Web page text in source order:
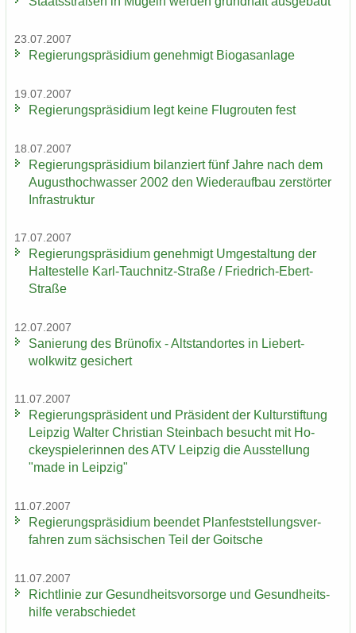
23.07.2007
Re­gie­rungs­prä­si­di­um ge­neh­migt Bio­gas­an­la­ge
19.07.2007
Re­gie­rungs­prä­si­di­um legt keine Flug­rou­ten fest
18.07.2007
Re­gie­rungs­prä­si­di­um bi­lan­ziert fünf Jahre nach dem
Au­gust­hoch­was­ser 2002 den Wie­der­auf­bau zer­stör­ter
In­fra­struk­tur
17.07.2007
Re­gie­rungs­prä­si­di­um ge­neh­migt Um­ge­stal­tung der
Hal­te­stel­le Karl-​Tauchnitz-Straße / Friedrich-​Ebert-
Straße
12.07.2007
Sa­nie­rung des Brü­no­fix - Alt­stand­or­tes in Lie­bert­
wolkwitz ge­si­chert
11.07.2007
Re­gie­rungs­prä­si­dent und Prä­si­dent der Kul­tur­stif­tung
Leip­zig Wal­ter Chris­ti­an Stein­bach be­sucht mit Ho­
ckey­spie­le­rin­nen des ATV Leip­zig die Aus­stel­lung
"made in Leip­zig"
11.07.2007
Re­gie­rungs­prä­si­di­um be­en­det Plan­fest­stel­lungs­ver­
fah­ren zum säch­si­schen Teil der Goit­sche
11.07.2007
Richt­li­nie zur Ge­sund­heits­vor­sor­ge und Ge­sund­heits­
hil­fe ver­ab­schie­det